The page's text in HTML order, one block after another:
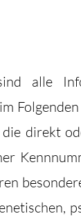
sind alle
die direkt